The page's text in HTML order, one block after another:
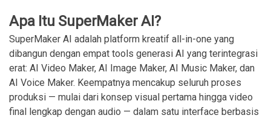
Apa Itu SuperMaker AI?
SuperMaker AI adalah platform kreatif all-in-one yang
dibangun dengan empat tools generasi AI yang terintegrasi
erat: AI Video Maker, AI Image Maker, AI Music Maker, dan
AI Voice Maker. Keempatnya mencakup seluruh proses
produksi — mulai dari konsep visual pertama hingga video
final lengkap dengan audio — dalam satu interface berbasis